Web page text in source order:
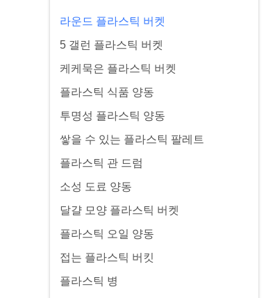
라운드 플라스틱 버켓
5 갤런 플라스틱 버켓
케케묵은 플라스틱 버켓
플라스틱 식품 양동
투명성 플라스틱 양동
쌓을 수 있는 플라스틱 팔레트
플라스틱 관 드럼
소성 도료 양동
달걀 모양 플라스틱 버켓
플라스틱 오일 양동
접는 플라스틱 버킷
플라스틱 병